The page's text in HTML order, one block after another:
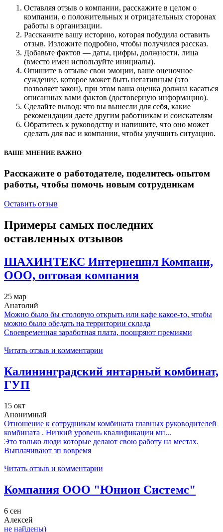
Оставляя отзыв о компании, расскажите в целом о
компании, о положительных и отрицательных сторонах
работы в организации.
Расскажите вашу историю, которая побудила оставить
отзыв. Изложите подробно, чтобы получился рассказ.
Добавьте фактов — даты, цифры, должности, лица
(вместо имен используйте инициалы).
Опишите в отзыве свои эмоции, ваше оценочное
суждение, которое может быть негативным (это
позволяет закон), при этом ваша оценка должна касаться
описанных вами фактов (достоверную информацию).
Сделайте вывод: что вы вынесли для себя, какие
рекомендации даете другим работникам и соискателям
Обратитесь к руководству и напишите, что оно может
сделать для вас и компании, чтобы улучшить ситуацию.
ВАШЕ МНЕНИЕ ВАЖНО
Расскажите о работодателе, поделитесь опытом
работы, чтобы помочь новым сотрудникам
Оставить отзыв
Примеры самых последних
оставленных отзывов
ШАХИНТЕКС Интернешнл Компани,
ООО, оптовая компания
25 мар
Анатолий
Можно было бы столовую открыть или кафе какое-то, чтобы
можно было обедать на территории склада
Своевременная заработная плата, поощряют премиями
Читать отзыв и комментарии
Калининградский янтарный комбинат,
ГУП
15 окт
Анонимный
Отношение к сотрудникам комбината главных руководителей
комбината . Низкий уровень квалификации мн...
Это только люди которые делают свою работу на местах.
Выплачивают зп вовремя
Читать отзыв и комментарии
Компания ООО "Юнион Системс"
6 сен
Алексей
не найдены)